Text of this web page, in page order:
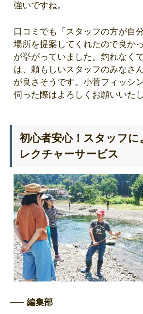
強いですね。
口コミでも「スタッフの方が自
場所を提案してくれたので良か
が挙がっていました。釣れなく
は、頼もしいスタッフのみなさ
が良さそうです。小菅フィッシ
伺った際はよろしくお願いいた
初心者安心！スタッフに
レクチャーサービス
編集部